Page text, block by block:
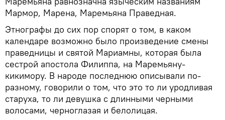
Мармор, Марена, Маремьяна Праведная.
Этнографы до сих пор спорят о том, в каком
календаре возможно было произведение смены
праведницы и святой Мариамны, которая была
сестрой апостола Филиппа, на Маремьяну-
кикимору. В народе последнюю описывали по-
разному, говорили о том, что это то ли уродливая
старуха, то ли девушка с длинными черными
волосами, черноглазая и белолицая.